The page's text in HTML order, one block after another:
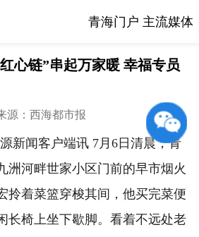
青海门户 主流媒体
心链”串起万家暖 幸福专员
源：西海都市报
闻客户端讯 7月6日清晨，青
洲河畔世家小区门前的早市烟火
拎着菜篮穿梭其间，他买完菜便
长椅上坐下歇脚。看着不远处老